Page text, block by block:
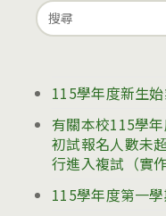
Search
for:
115學年度新生
有關本校115學
初試報名人數未
行進入複試（實
115學年度第一